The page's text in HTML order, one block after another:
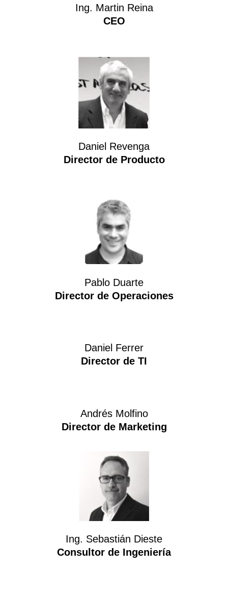
Ing. Martin Reina
CEO
Daniel Revenga
Director de Producto
Pablo Duarte
Director de Operaciones
Daniel Ferrer
Director de TI
Andrés Molfino
Director de Marketing
Ing. Sebastián Dieste
Consultor de Ingeniería